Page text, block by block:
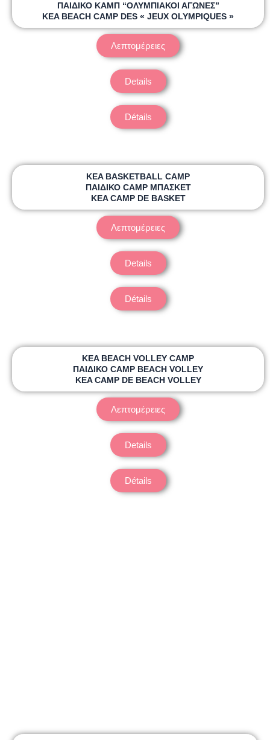
ΠΑΙΔΙΚΟ ΚΑΜΠ “ΟΛΥΜΠΙΑΚΟΙ ΑΓΩΝΕΣ”
KEA BEACH CAMP DES « JEUX OLYMPIQUES »
Λεπτομέρειες
Details
Détails
KEA BASKETBALL CAMP
ΠΑΙΔΙΚΟ CAMP ΜΠΑΣΚΕΤ
KEA CAMP DE BASKET
Λεπτομέρειες
Details
Détails
KEA BEACH VOLLEY CAMP
ΠΑΙΔΙΚΟ CAMP BEACH VOLLEY
KEA CAMP DE BEACH VOLLEY
Λεπτομέρειες
Details
Détails